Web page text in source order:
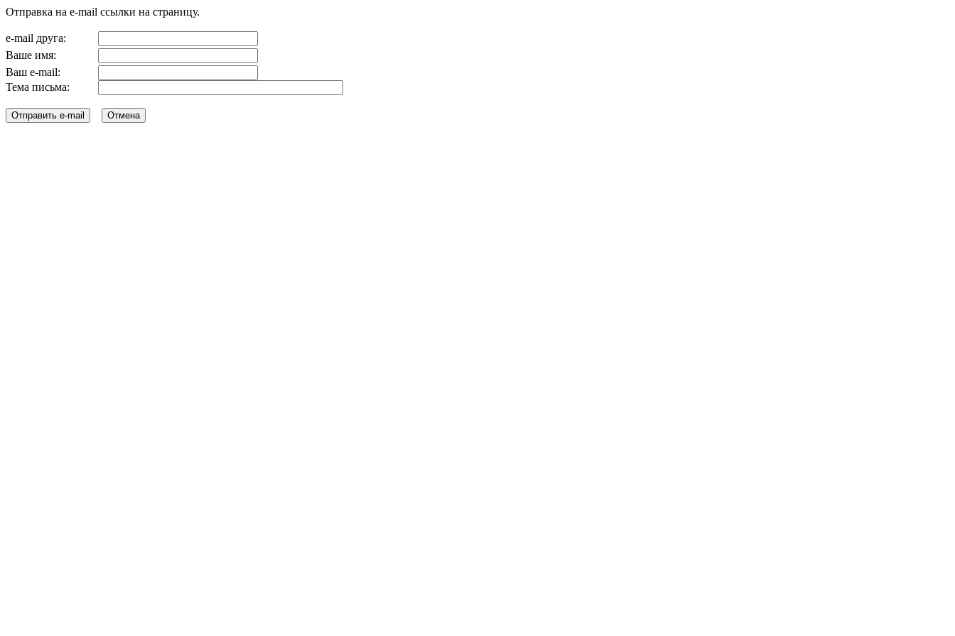
Отправка на e-mail ссылки на страницу.
e-mail друга:
Ваше имя:
Ваш e-mail:
Тема письма: